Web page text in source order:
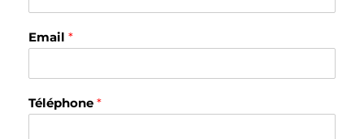
Email *
Téléphone *